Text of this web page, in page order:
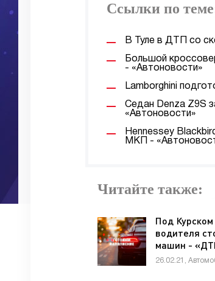
Ссылки по
В Туле в ДТП со
Большой
- «Автоновости»
Lamborghini
Седан Denza Z9S
«Автоновости»
Hennessey
МКП -
Читайте также:
Под Курском
водителя
машин -
26.02.21,